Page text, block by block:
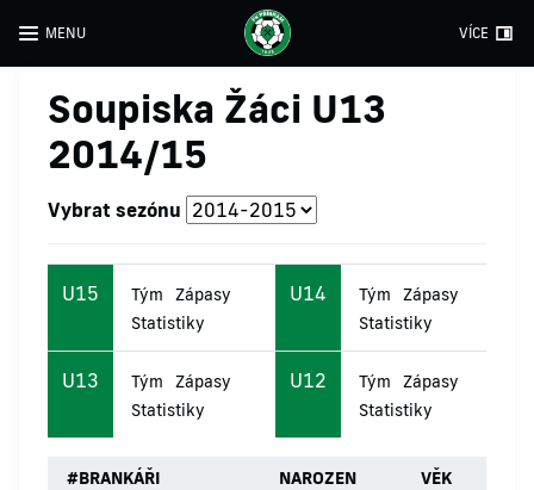
MENU VÍCE
Soupiska Žáci U13
2014/15
Vybrat sezónu
U15 Tým
Zápasy
Statistiky
U14 Tým
Zápasy
Statistiky
U13 Tým
Zápasy
Statistiky
U12 Tým
Zápasy
Statistiky
#BRANKÁŘI NAROZEN VĚK